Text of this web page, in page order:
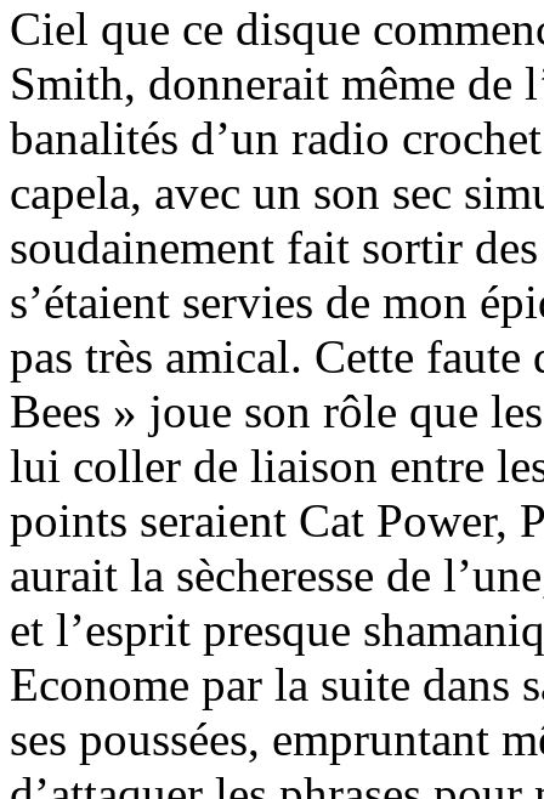
Ciel que ce disque
Smith, donnerait même de
banalités d’un radio
capela, avec un son sec
soudainement fait sortir
s’étaient servies de mon
pas très amical. Cette faute
Bees » joue son rôle que
lui coller de liaison entre
points seraient Cat Power,
aurait la sècheresse de
et l’esprit presque
Econome par la suite dans
ses poussées, empruntant